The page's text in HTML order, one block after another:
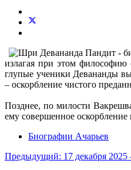
излагая при этом философию
глупые ученики Девананды
– оскорбление чистого
Позднее, по милости
ему совершенное
Биографии Ачарьев
Предыдущий: 17 декабря